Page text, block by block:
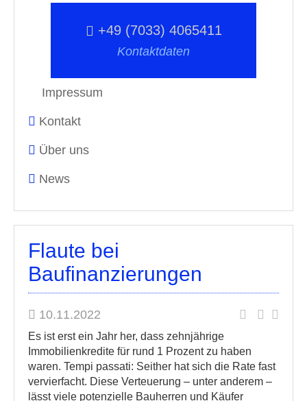
+49 (7033) 4065411
Kontaktdaten
Impressum
Kontakt
Über uns
News
Flaute bei
Baufinanzierungen
10.11.2022
Es ist erst ein Jahr her, dass zehnjährige
Immobilienkredite für rund 1 Prozent zu haben
waren. Tempi passati: Seither hat sich die Rate fast
vervierfacht. Diese Verteuerung – unter anderem –
lässt viele potenzielle Bauherren und Käufer